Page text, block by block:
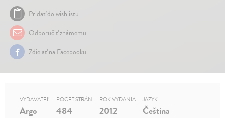
Pridať do wishlistu
Odporučiť známemu
Zdielať na Facebooku
VYDAVATEĽ
Argo
POČET STRÁN
484
ROK VYDANIA
2012
JAZYK
Čeština